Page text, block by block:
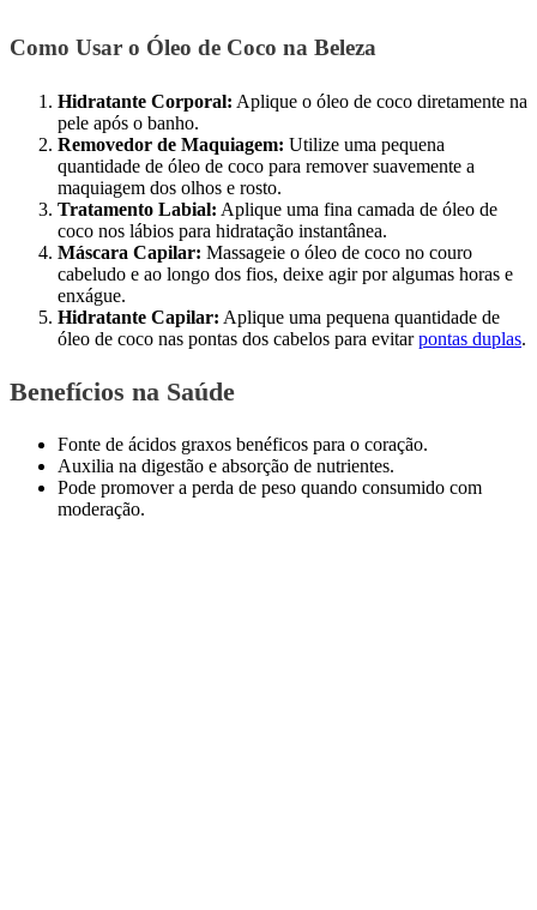
Como Usar o Óleo de Coco na Beleza
Hidratante Corporal: Aplique o óleo de coco diretamente na
pele após o banho.
Removedor de Maquiagem: Utilize uma pequena
quantidade de óleo de coco para remover suavemente a
maquiagem dos olhos e rosto.
Tratamento Labial: Aplique uma fina camada de óleo de
coco nos lábios para hidratação instantânea.
Máscara Capilar: Massageie o óleo de coco no couro
cabeludo e ao longo dos fios, deixe agir por algumas horas e
enxágue.
Hidratante Capilar: Aplique uma pequena quantidade de
óleo de coco nas pontas dos cabelos para evitarpontas duplas.
Benefícios na Saúde
Fonte de ácidos graxos benéficos para o coração.
Auxilia na digestão e absorção de nutrientes.
Pode promover a perda de peso quando consumido com
moderação.